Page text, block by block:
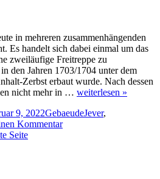
in mehreren zusammenhängenden
Es handelt sich dabei einmal um das
zweiläufige Freitreppe zu
den Jahren 1703/1704 unter dem
Zerbst erbaut wurde. Nach dessen
nicht mehr in … weiterlesen »
9, 2022Kategorien
GebaeudeSchlagwörter
Jever,
Kommentarzu
Seite